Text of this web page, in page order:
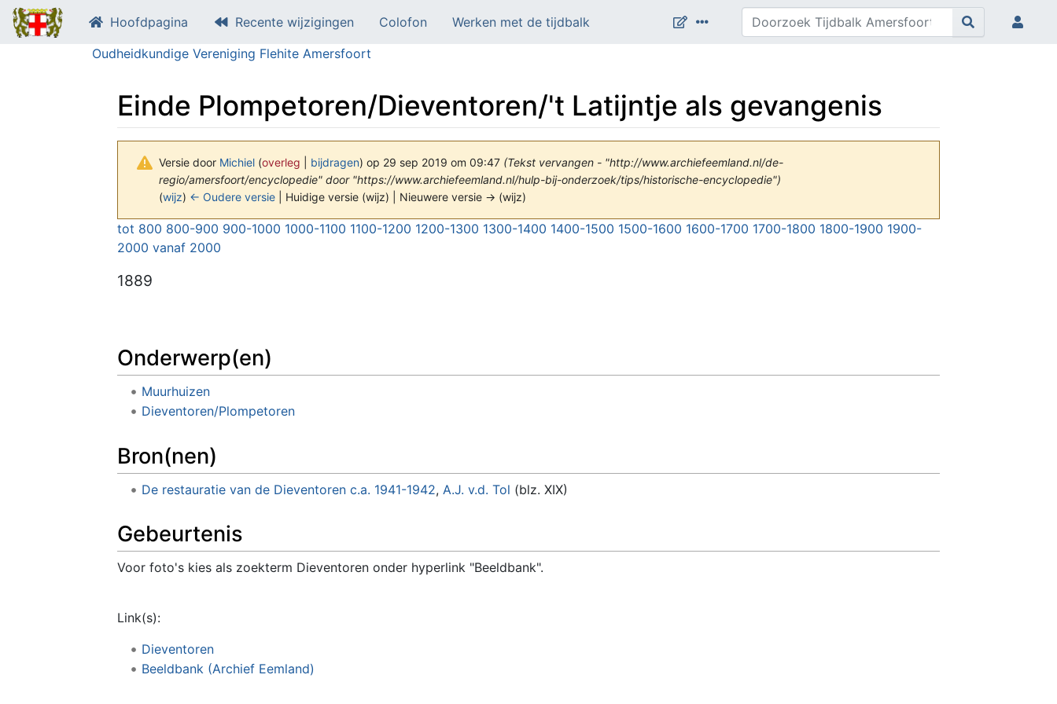
Hoofdpagina Recente wijzigingen Colofon
Werken met de tijdbalk
Oudheidkundige Vereniging Flehite Amersfoort
Einde Plompetoren/Dieventoren/'t Latijntje als gevangenis
Versie door Michiel (overleg bijdragen) op 29 sep 2019 om 09:47 (Tekst vervangen - "http://www.archiefeemland.nl/de-
regio/amersfoort/encyclopedie" door "https://www.archiefeemland.nl/hulp-bij-onderzoek/tips/historische-encyclopedie")
(wijz) ← Oudere versie | Huidige versie (wijz) | Nieuwere versie → (wijz)
Ga naar: navigatie ,zoeken
tot 800 800-900 900-1000 1000-1100 1100-1200 1200-1300 1300-1400 1400-1500 1500-1600 1600-1700 1700-1800 1800-1900 1900-
2000 vanaf 2000
1889
Onderwerp(en)
Muurhuizen
Dieventoren/Plompetoren
Bron(nen)
De restauratie van de Dieventoren c.a. 1941-1942, A.J. v.d. Tol (blz. XIX)
Gebeurtenis
Voor foto's kies als zoekterm Dieventoren onder hyperlink "Beeldbank".
Link(s):
Dieventoren
Beeldbank (Archief Eemland)